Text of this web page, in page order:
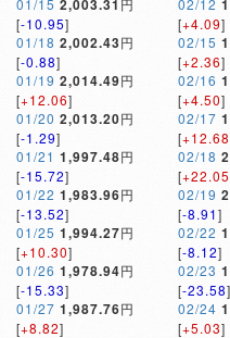
01/15 2,003.31 円
[-10.95]
01/18 2,002.43円
[-0.88]
01/19 2,014.49円
[+12.06]
01/20 2,013.20円
[-1.29]
01/21 1,997.48円
[-15.72]
01/22 1,983.96円
[-13.52]
01/25 1,994.27円
[+10.30]
01/26 1,978.94円
[-15.33]
01/27 1,987.76円
[+8.82]
02/12
[+4.09]
02/15
[+2.36]
02/16
[+4.50]
02/17
[+12.68
02/18
[+22.05
02/19
[-8.91]
02/22
[-8.12]
02/23
[-23.58]
02/24
[+5.03]